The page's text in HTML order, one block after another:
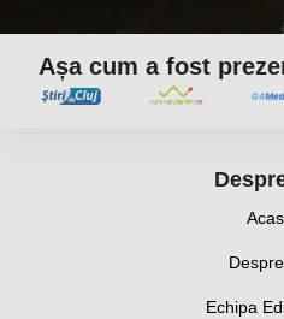
Așa cum a fost
Echipa